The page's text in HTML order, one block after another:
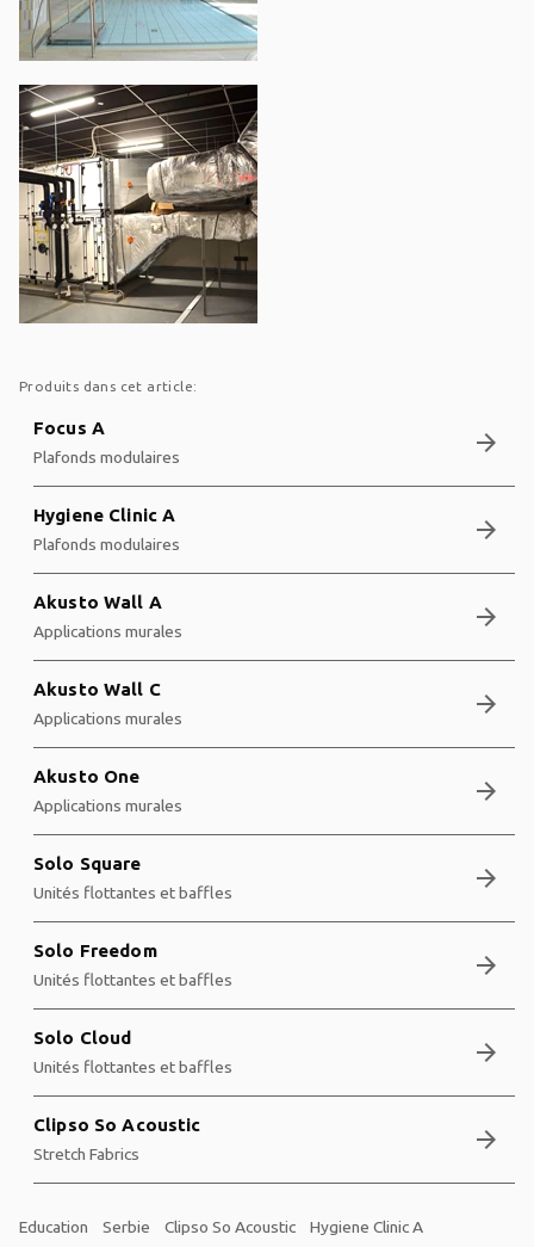
Produits dans cet article:
Focus A
Plafonds modulaires arrow_forward
Hygiene Clinic A
Plafonds modulaires arrow_forward
Akusto Wall A
Applications murales arrow_forward
Akusto Wall C
Applications murales arrow_forward
Akusto One
Applications murales arrow_forward
Solo Square
Unités flottantes et baffles arrow_forward
Solo Freedom
Unités flottantes et baffles arrow_forward
Solo Cloud
Unités flottantes et baffles arrow_forward
Clipso So Acoustic
Stretch Fabrics arrow_forward
Education Serbie Clipso So Acoustic Hygiene Clinic A